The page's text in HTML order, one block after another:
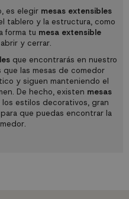
es elegir mesas extensibles
tablero y la estructura, como
forma tu mesa extensible
y cerrar.
que encontrarás en nuestro
las mesas de comedor
y siguen manteniendo el
De hecho, existen mesas
estilos decorativos, gran
que puedas encontrar la